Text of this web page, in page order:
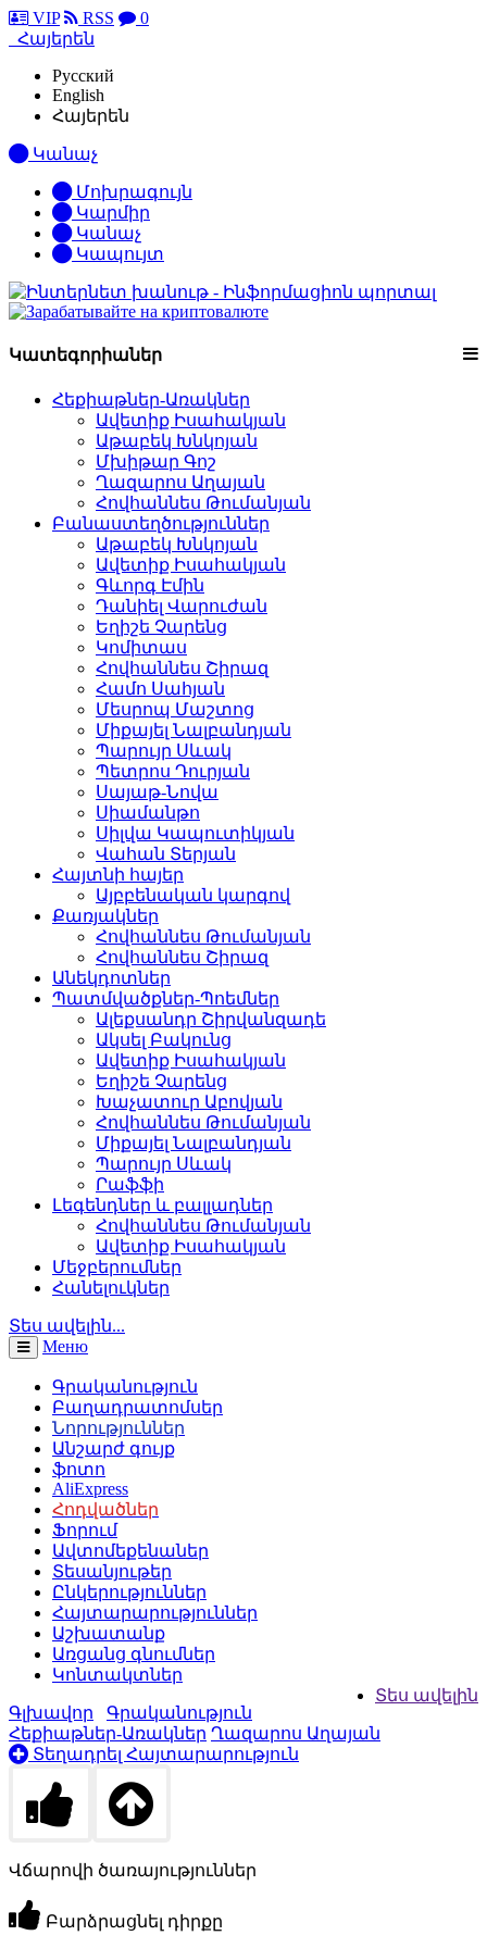
VIP RSS
0
Հայերեն
Русский
English
Հայերեն
Կանաչ
Մոխրագույն
Կարմիր
Կանաչ
Կապույտ
Կատեգորիաներ
Հեքիաթներ-Առակներ
Ավետիք Իսահակյան
Աթաբեկ Խնկոյան
Մխիթար Գոշ
Ղազարոս Աղայան
Հովհաննես Թումանյան
Բանաստեղծություններ
Աթաբեկ Խնկոյան
Ավետիք Իսահակյան
Գևորգ Էմին
Դանիել Վարուժան
Եղիշե Չարենց
Կոմիտաս
Հովհաննես Շիրազ
Համո Սահյան
Մեսրոպ Մաշտոց
Միքայել Նալբանդյան
Պարույր Սևակ
Պետրոս Դուրյան
Սայաթ-Նովա
Սիամանթո
Սիլվա Կապուտիկյան
Վահան Տերյան
Հայտնի հայեր
Այբբենական կարգով
Քառյակներ
Հովհաննես Թումանյան
Հովհաննես Շիրազ
Անեկդոտներ
Պատմվածքներ-Պոեմներ
Ալեքսանդր Շիրվանզադե
Ակսել Բակունց
Ավետիք Իսահակյան
Եղիշե Չարենց
Խաչատուր Աբովյան
Հովհաննես Թումանյան
Միքայել Նալբանդյան
Պարույր Սևակ
Րաֆֆի
Լեգենդներ և բալլադներ
Հովհաննես Թումանյան
Ավետիք Իսահակյան
Մեջբերումներ
Հանելուկներ
Տես ավելին...
Меню
Գրականություն
Բաղադրատոմսեր
Նորություններ
Անշարժ գույք
ֆոտո
AliExpress
Հոդվածներ
Ֆորում
Ավտոմեքենաներ
Տեսանյութեր
Ընկերություններ
Հայտարարություններ
Աշխատանք
Առցանց գնումներ
Կոնտակտներ
Տես ավելին
Գլխավոր
Գրականություն
Հեքիաթներ-Առակներ Ղազարոս Աղայան
Տեղադրել Հայտարարություն
Վճարովի ծառայություններ
Բարձրացնել դիրքը